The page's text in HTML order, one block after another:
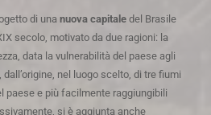
di una nuova capitale del Brasile
secolo, motivato da due ragioni: la
data la vulnerabilità del paese agli
nel luogo scelto, di tre fiumi
paese e più facilmente raggiungibili
si è aggiunta anche